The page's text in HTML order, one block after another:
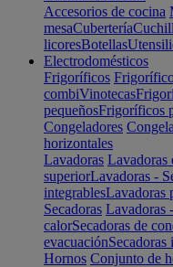
Accesorios de cocina
mesaCubertería
licoresBotellas
Electrodomésticos
Frigoríficos
combiVinotecas
pequeñosFrigoríficos
Congeladores
horizontales
Lavadoras Lavadoras
superiorLavadoras -
integrablesLavadoras
Secadoras Lavadoras
calorSecadoras de
evacuaciónSecadoras
Hornos Conjunto de